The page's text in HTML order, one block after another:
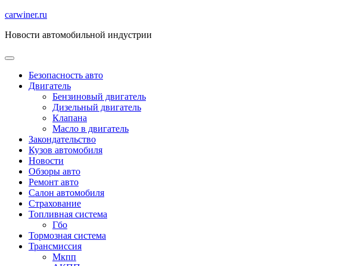
Перейти
содержимому
carwiner.ru
Новости автомобильной индустрии
Безопасность авто
Двигатель
Бензиновый двигатель
Дизельный двигатель
Клапана
Масло в двигатель
Закондательство
Кузов автомобиля
Новости
Обзоры авто
Ремонт авто
Салон автомобиля
Страхование
Топливная система
Гбо
Тормозная система
Трансмиссия
Мкпп